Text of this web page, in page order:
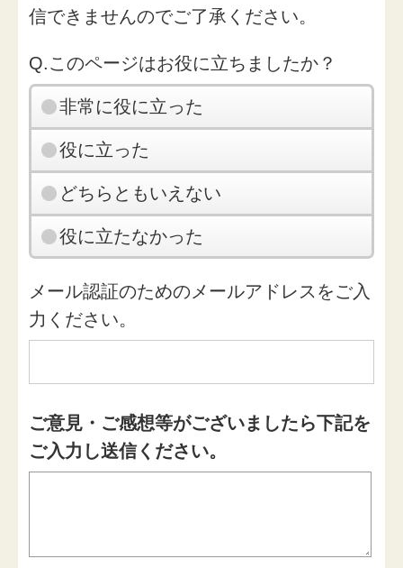
信できませんのでご了承ください。
Q.このページはお役に立ちましたか？
非常に役に立った
役に立った
どちらともいえない
役に立たなかった
メール認証のためのメールアドレスをご入
力ください。
ご意見・ご感想等がございましたら下記を
ご入力し送信ください。